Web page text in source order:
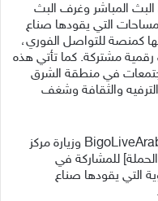
المباشر وغرف البث
التي يقودها صناع
كمنصة للتواصل الفوري،
مشتركة. كما تأتي هذه
في منطقة الشرق
والثقافة وشغف
يمكن للمستخدمين متابعة حساب @BigoLiveArabia وزيارة مركز
للمشاركة في
التي يقودها صناع